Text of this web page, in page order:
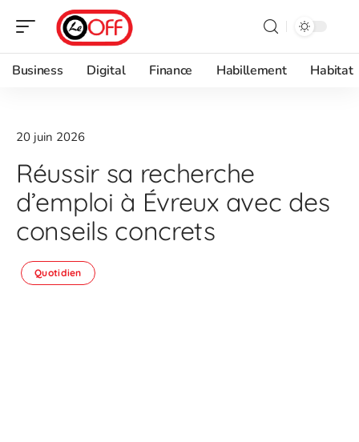
Business Digital Finance Habillement Habitat
20 juin 2026
Réussir sa recherche
d’emploi à Évreux avec des
conseils concrets
Quotidien